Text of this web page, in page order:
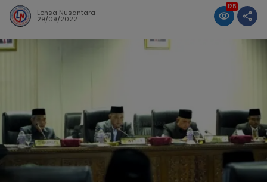
Lensa Nusantara
29/09/2022
125